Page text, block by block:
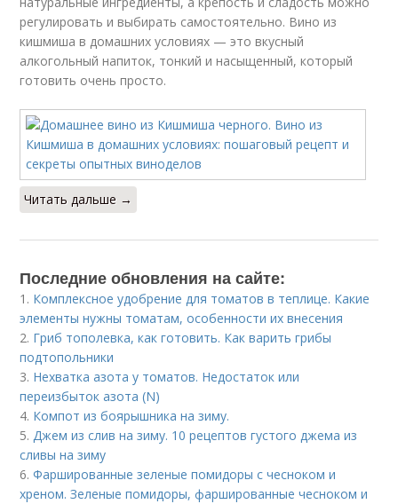
регулировать и выбирать самостоятельно. Вино из
кишмиша в домашних условиях — это вкусный
алкогольный напиток, тонкий и насыщенный, который
готовить очень просто.
Читать дальше →
Последние обновления на сайте:
1. Комплексное удобрение для томатов в теплице. Какие
элементы нужны томатам, особенности их внесения
2. Гриб тополевка, как готовить. Как варить грибы
подтопольники
3. Нехватка азота у томатов. Недостаток или
переизбыток азота (N)
4. Компот из боярышника на зиму.
5.Джем из слив на зиму. 10 рецептов густого джема из
сливы на зиму
6.Фаршированные зеленые помидоры с чесноком и
хреном. Зеленые помидоры, фаршированные чесноком и